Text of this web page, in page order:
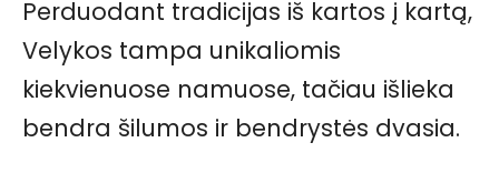
Perduodant tradicijas iš kartos į kartą,
Velykos tampa unikaliomis
kiekvienuose namuose, tačiau išlieka
bendra šilumos ir bendrystės dvasia.